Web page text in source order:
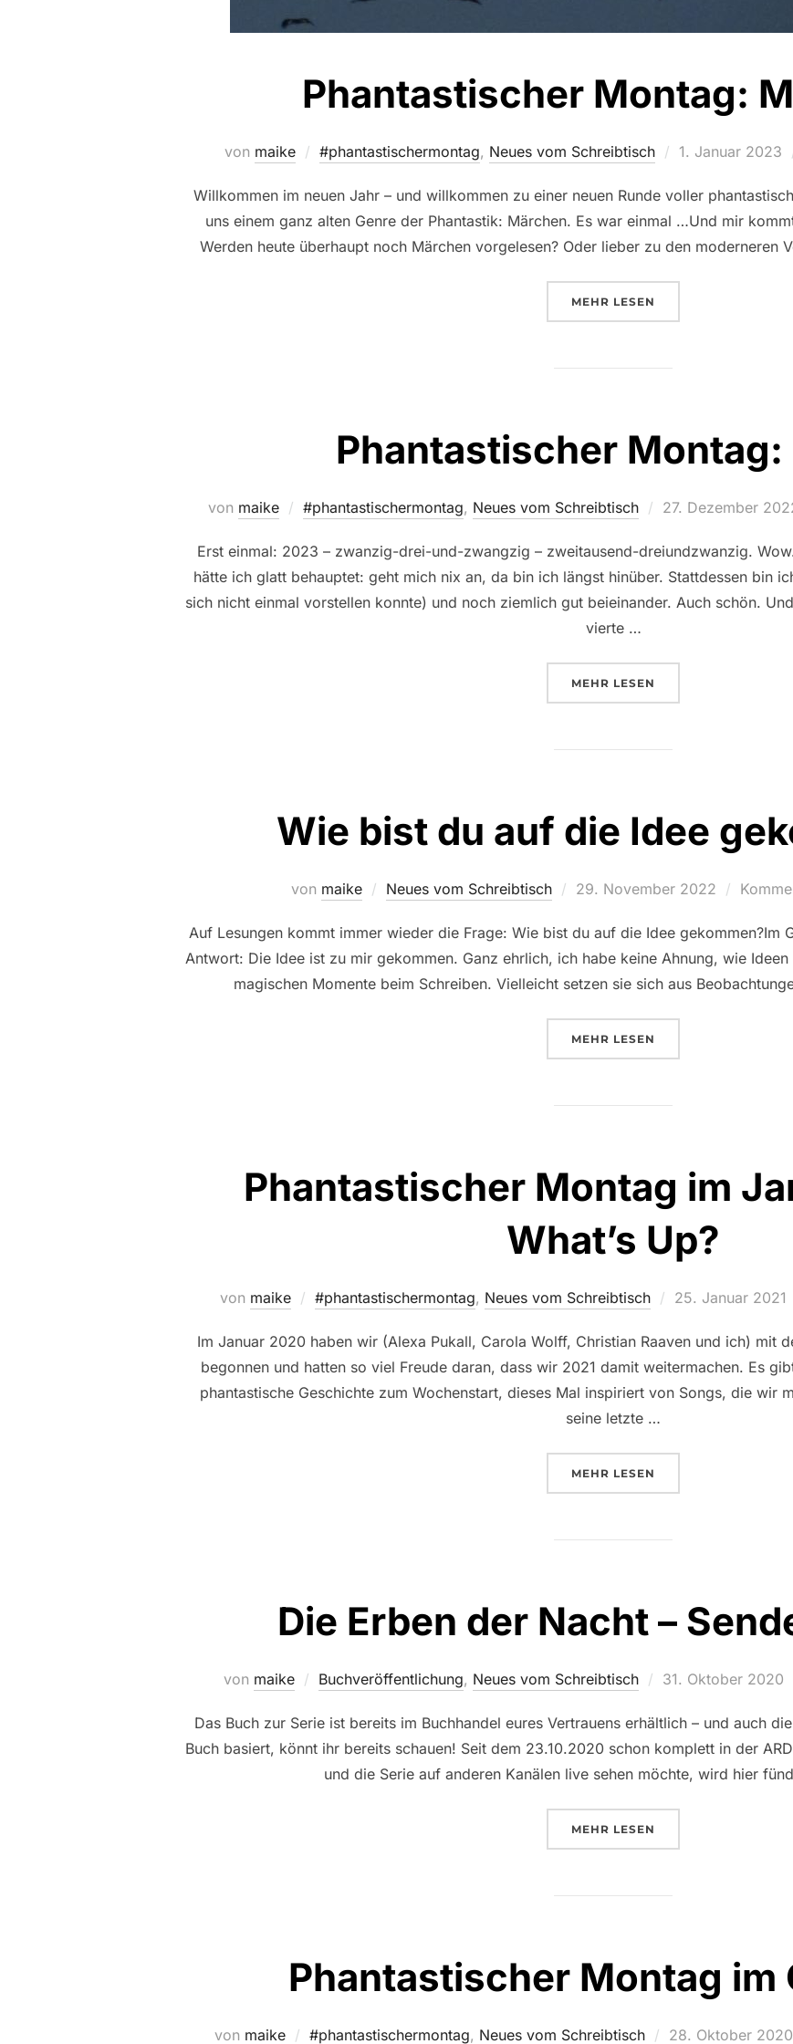
Phantastischer Montag:
von maike #phantastischermontag, Neues vom Schreibtisch
Veröffentlicht
1. Januar 2023
Willkommen im neuen Jahr – und willkommen zu einer neuen Runde voller
uns einem ganz alten Genre der Phantastik: Märchen. Es war einmal …Und mir
Werden heute überhaupt noch Märchen vorgelesen? Oder lieber zu den moderneren
MEHR ÜBER „PHANTASTISCHER
LESEN
Phantastischer
von maike #phantastischermontag, Neues vom Schreibtisch
Veröffentlicht
27. Dezember
Erst einmal: 2023 – zwanzig-drei-und-zwangzig – zweitausend-dreiundzwanzig.
hätte ich glatt behauptet: geht mich nix an, da bin ich längst hinüber. Stattdessen bin
sich nicht einmal vorstellen konnte) und noch ziemlich gut beieinander. Auch schön.
vierte …
MEHR ÜBER „PHANTASTISCHER
LESEN
Wie bist du auf die Idee
von maike Neues vom Schreibtisch
Veröffentlicht
29. November 2022
Auf Lesungen kommt immer wieder die Frage: Wie bist du auf die Idee gekommen?Im
Antwort: Die Idee ist zu mir gekommen. Ganz ehrlich, ich habe keine Ahnung, wie
magischen Momente beim Schreiben. Vielleicht setzen sie sich aus
MEHR ÜBER „WIE BIST DU AUF
LESEN
Phantastischer Montag im
What’s Up?
von maike #phantastischermontag, Neues vom Schreibtisch
Veröffentlicht
25. Januar 2021
Im Januar 2020 haben wir (Alexa Pukall, Carola Wolff, Christian Raaven und ich) mit
begonnen und hatten so viel Freude daran, dass wir 2021 damit weitermachen. Es
phantastische Geschichte zum Wochenstart, dieses Mal inspiriert von Songs, die wir
seine letzte …
MEHR ÜBER „PHANTASTISCHER
LESEN
Die Erben der Nacht –
von maike Buchveröffentlichung, Neues vom Schreibtisch
Veröffentlicht
31. Oktober 2020
Das Buch zur Serie ist bereits im Buchhandel eures Vertrauens erhältlich – und auch
Buch basiert, könnt ihr bereits schauen! Seit dem 23.10.2020 schon komplett in der
und die Serie auf anderen Kanälen live sehen möchte, wird hier
MEHR ÜBER „DIE ERBEN DER
LESEN
Phantastischer Montag im
von maike #phantastischermontag, Neues vom Schreibtisch Veröffentlicht
28. Oktober 2020